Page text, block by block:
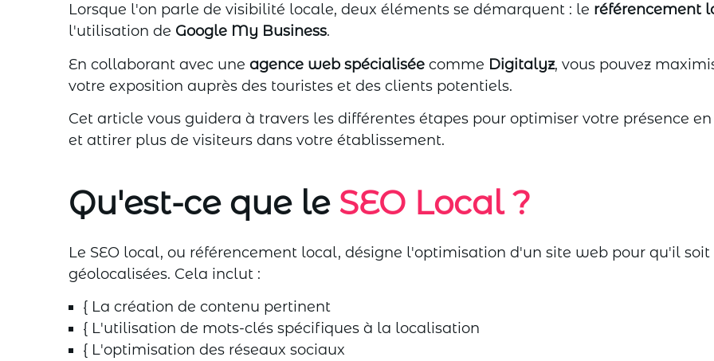
Lorsque l'on parle de visibilité locale, deux éléments se démarquent : le référencement
l'utilisation de Google My Business.
En collaborant avec une agence web spécialisée comme Digitalyz, vous pouvez
votre exposition auprès des touristes et des clients potentiels.
Cet article vous guidera à travers les différentes étapes pour optimiser votre présence
et attirer plus de visiteurs dans votre établissement.
Qu'est-ce que le SEO Local ?
Le SEO local, ou référencement local, désigne l'optimisation d'un site web pour qu'il
géolocalisées. Cela inclut :
{ La création de contenu pertinent
{ L'utilisation de mots-clés spécifiques à la localisation
{ L'optimisation des réseaux sociaux